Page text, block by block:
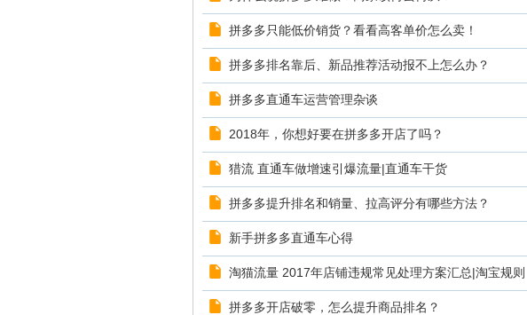
拼多多只能低价销货？看看高客单价怎么卖！
拼多多排名靠后、新品推荐活动报不上怎么办？
拼多多直通车运营管理杂谈
2018年，你想好要在拼多多开店了吗？
猎流 直通车做增速引爆流量|直通车干货
拼多多提升排名和销量、拉高评分有哪些方法？
新手拼多多直通车心得
淘猫流量 2017年店铺违规常见处理方案汇总|淘宝规则
拼多多开店破零，怎么提升商品排名？